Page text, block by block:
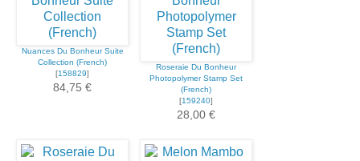
Nuances Du Bonheur Suite
Collection (French)
[158829]
84,75 €
Roseraie Du Bonheur
Photopolymer Stamp Set
(French)
[159240]
28,00 €